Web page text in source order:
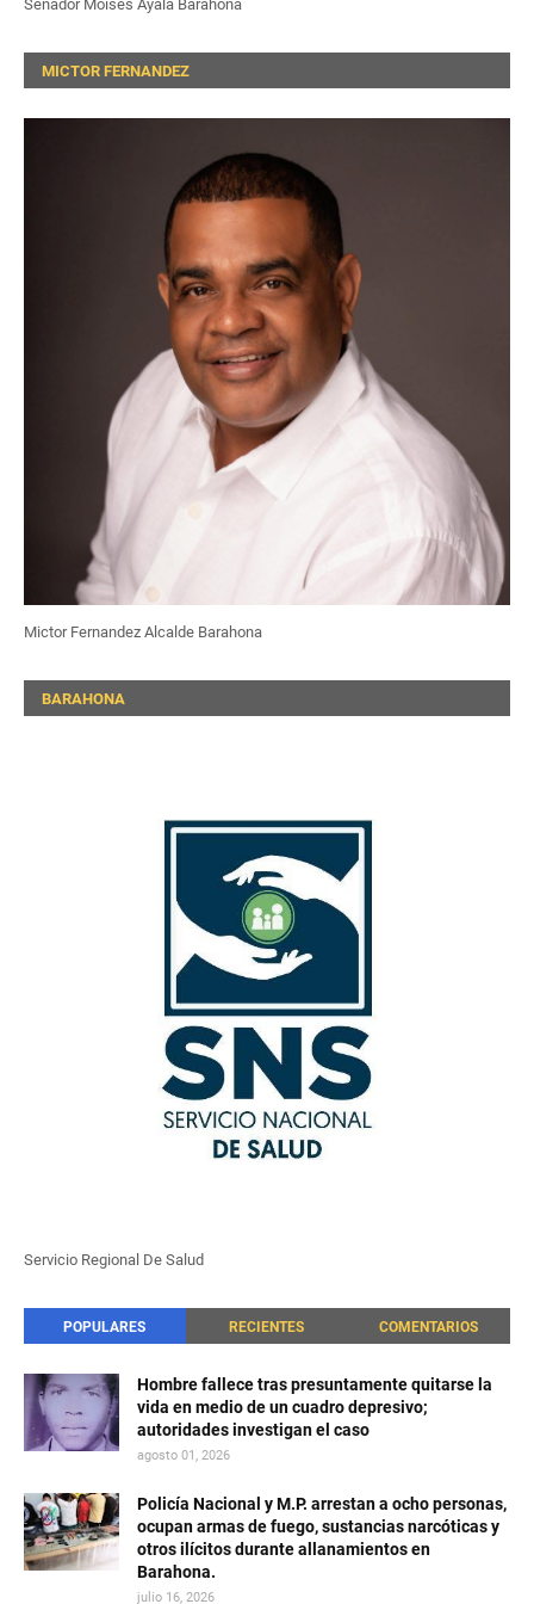
Senador Moises Ayala Barahona
MICTOR FERNANDEZ
Mictor Fernandez Alcalde Barahona
BARAHONA
Servicio Regional De Salud
POPULARES RECIENTES COMENTARIOS
Hombre fallece tras presuntamente quitarse la
vida en medio de un cuadro depresivo;
autoridades investigan el caso
agosto 01, 2026
Policía Nacional y M.P. arrestan a ocho personas,
ocupan armas de fuego, sustancias narcóticas y
otros ilícitos durante allanamientos en
Barahona.
julio 16, 2026